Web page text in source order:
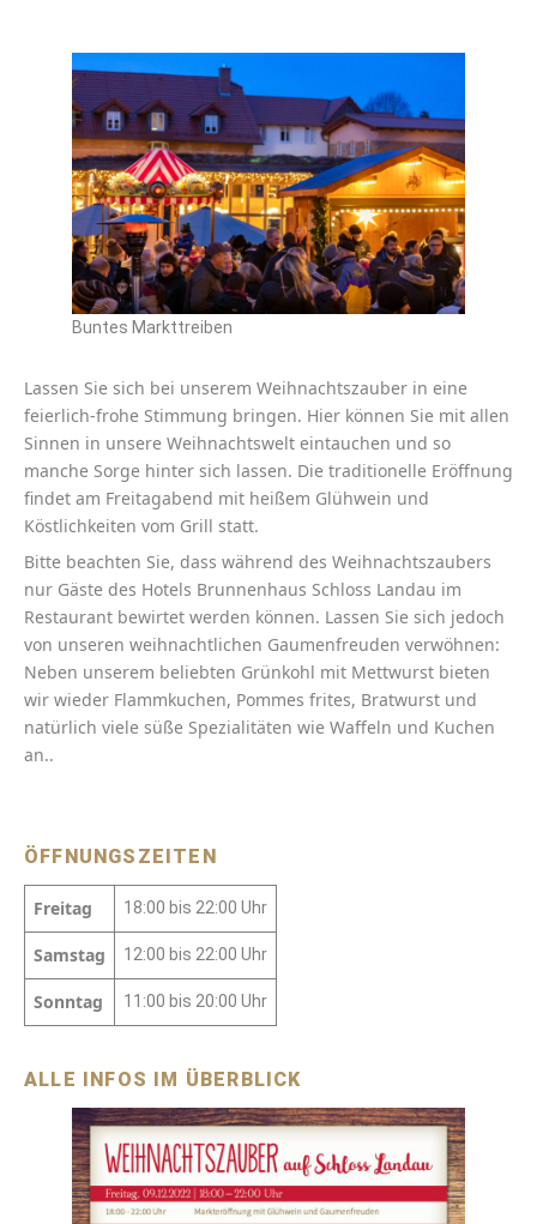
Buntes Markttreiben
Lassen Sie sich bei unserem Weihnachtszauber in eine
feierlich-frohe Stimmung bringen. Hier können Sie mit allen
Sinnen in unsere Weihnachtswelt eintauchen und so
manche Sorge hinter sich lassen. Die traditionelle Eröffnung
findet am Freitagabend mit heißem Glühwein und
Köstlichkeiten vom Grill statt.
Bitte beachten Sie, dass während des Weihnachtszaubers
nur Gäste des Hotels Brunnenhaus Schloss Landau im
Restaurant bewirtet werden können. Lassen Sie sich jedoch
von unseren weihnachtlichen Gaumenfreuden verwöhnen:
Neben unserem beliebten Grünkohl mit Mettwurst bieten
wir wieder Flammkuchen, Pommes frites, Bratwurst und
natürlich viele süße Spezialitäten wie Waffeln und Kuchen
an..
ÖFFNUNGSZEITEN
Freitag 18:00 bis 22:00 Uhr
Samstag 12:00 bis 22:00 Uhr
Sonntag 11:00 bis 20:00 Uhr
ALLE INFOS IM ÜBERBLICK